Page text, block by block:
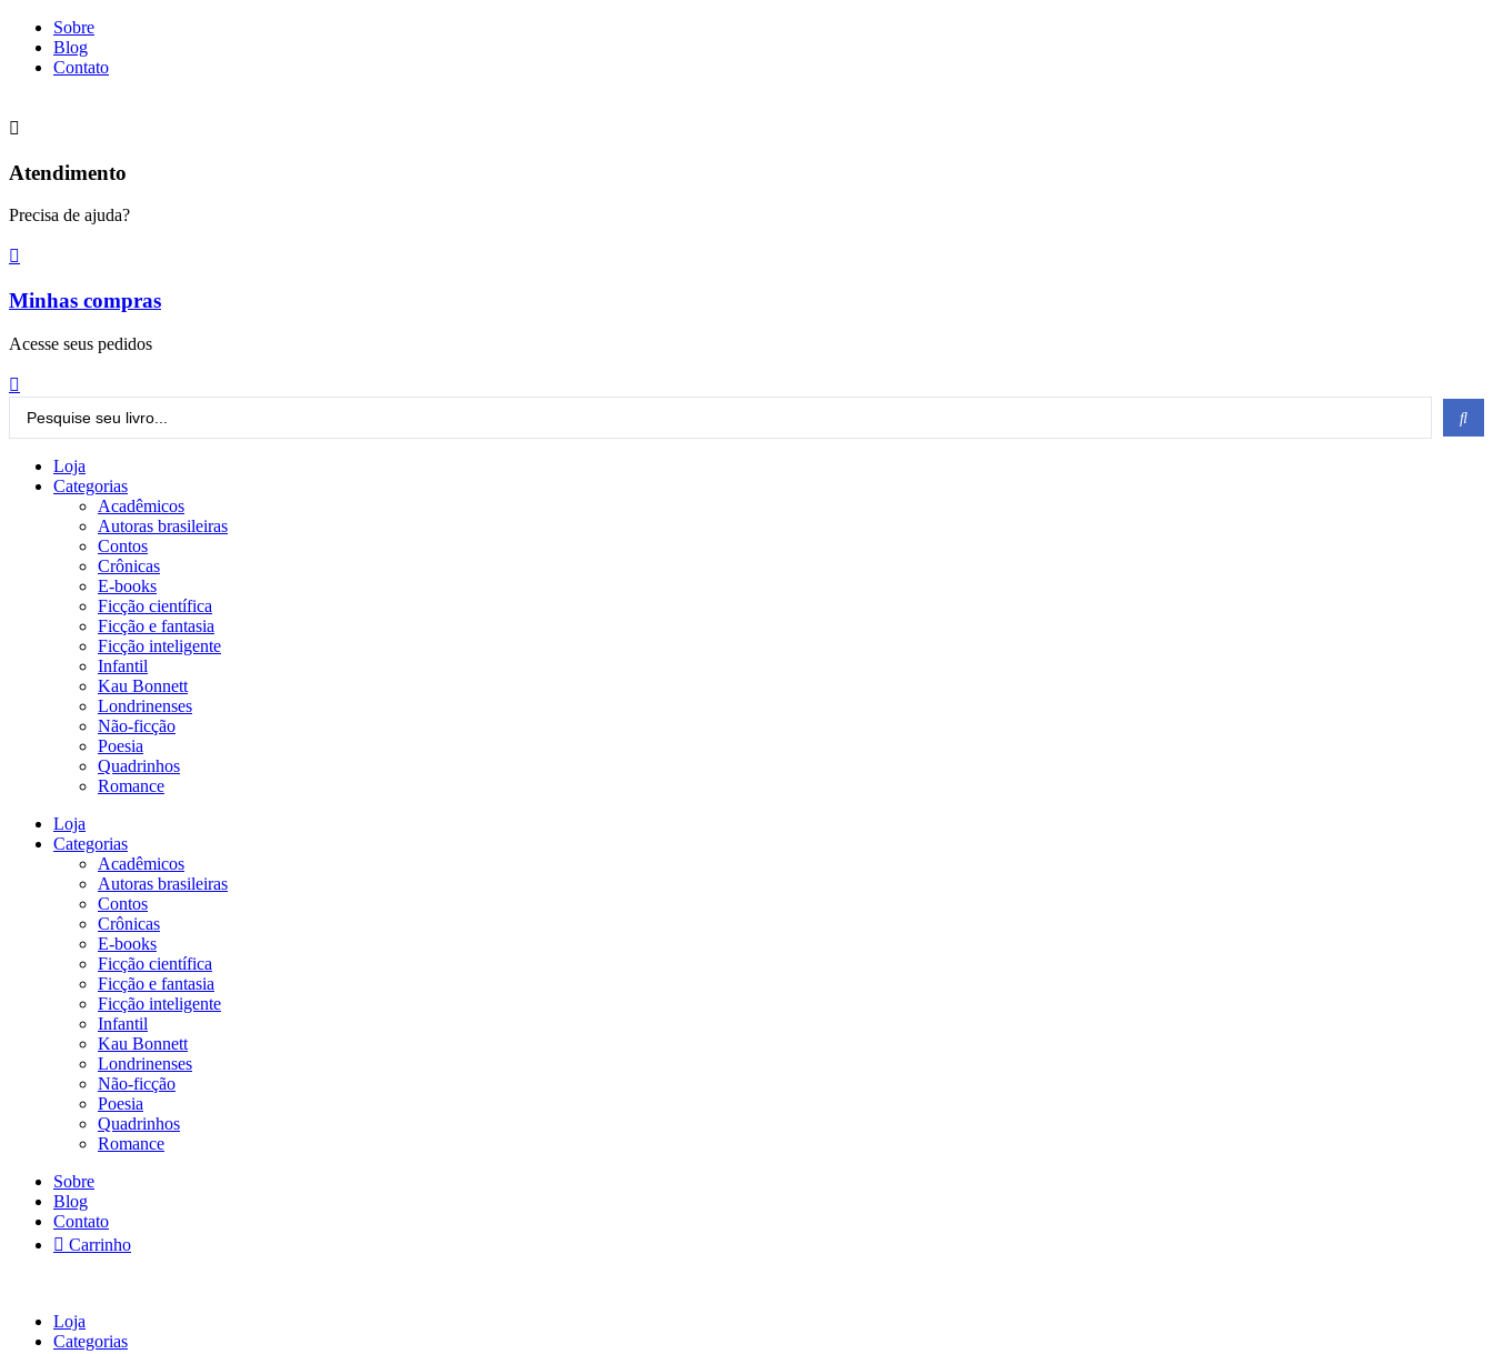
para
Sobre
Blog
Contato
Atendimento
Precisa de ajuda?
Minhas compras
Acesse seus pedidos
Loja
Categorias
Acadêmicos
Autoras brasileiras
Contos
Crônicas
E-books
Ficção científica
Ficção e fantasia
Ficção inteligente
Infantil
Kau Bonnett
Londrinenses
Não-ficção
Poesia
Quadrinhos
Romance
Loja
Categorias
Acadêmicos
Autoras brasileiras
Contos
Crônicas
E-books
Ficção científica
Ficção e fantasia
Ficção inteligente
Infantil
Kau Bonnett
Londrinenses
Não-ficção
Poesia
Quadrinhos
Romance
Sobre
Blog
Contato
Carrinho
Loja
Categorias